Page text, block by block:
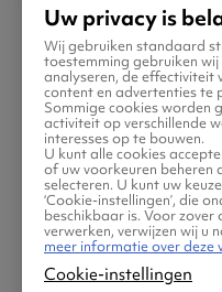
bibliotheek lijkt op
collectie
jaar terug gaat.
vanwege de
Manchester
imposante
loodramen en
Museum of
Uw privacy is
Wij gebruiken standaard
toestemming gebruiken
analyseren, de effectiviteit
content en advertenties te
Sommige cookies worden
activiteit op verschillende
interesses op te bouwen.
U kunt alle cookies
of uw voorkeuren beheren
selecteren. U kunt uw
‘Cookie-instellingen’, die
beschikbaar is. Voor zover
verwerken, verwijzen wij u
meer informatie over deze
Cookie-instellingen